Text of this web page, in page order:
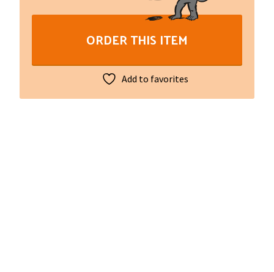
Anthologie
ORDER THIS ITEM
Add to favorites